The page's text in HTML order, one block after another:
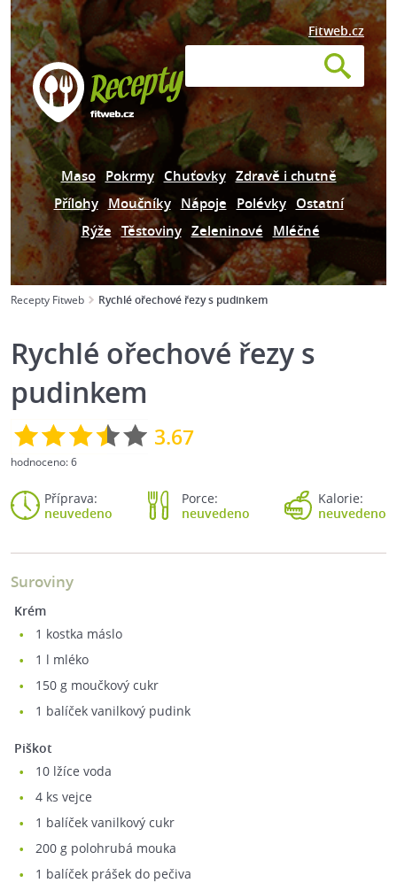
Fitweb.cz
Maso Pokrmy Chuťovky Zdravě i chutně
Přílohy Moučníky Nápoje Polévky Ostatní
Rýže Těstoviny Zeleninové Mléčné
Recepty Fitweb Rychlé ořechové řezy s pudinkem
Rychlé ořechové řezy s
pudinkem
3.67
hodnoceno:6
Příprava:
neuvedeno
Porce:
neuvedeno
Kalorie:
neuvedeno
Suroviny
Krém
1 kostka máslo
1 l mléko
150 g moučkový cukr
1 balíček vanilkový pudink
Piškot
10 lžíce voda
4 ks vejce
1 balíček vanilkový cukr
200 g polohrubá mouka
1 balíček prášek do pečiva